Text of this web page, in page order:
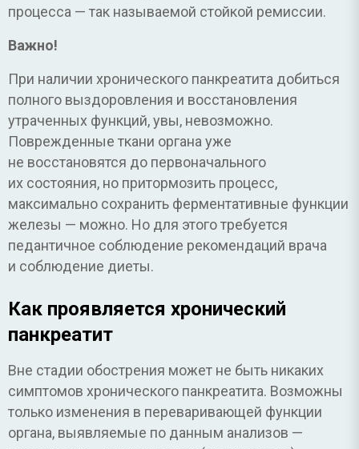
процесса — так называемой стойкой ремиссии.
Важно!
При наличии хронического панкреатита добиться
полного выздоровления и восстановления
утраченных функций, увы, невозможно.
Поврежденные ткани органа уже
не восстановятся до первоначального
их состояния, но притормозить процесс,
максимально сохранить ферментативные функции
железы — можно. Но для этого требуется
педантичное соблюдение рекомендаций врача
и соблюдение диеты.
Как проявляется хронический
панкреатит
Вне стадии обострения может не быть никаких
симптомов хронического панкреатита. Возможны
только изменения в переваривающей функции
органа, выявляемые по данным анализов —